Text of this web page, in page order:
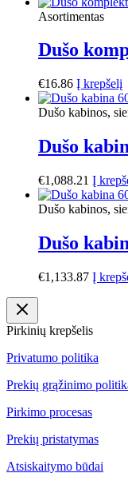
Asortimentas
Dušo
€16.86 Į krepšelį
Dušo kabinos,
Dušo
€1,088.21 Į
Dušo kabinos,
Dušo
€1,133.87 Į
Pirkinių krepšelis
Privatumo politika
Prekių grąžinimo
Pirkimo procesas
Prekių pristatymas
Atsiskaitymo būdai